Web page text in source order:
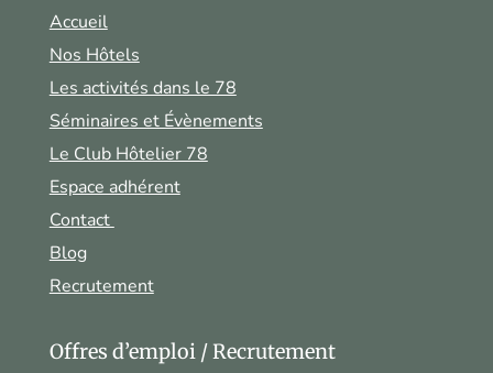
Accueil
Nos Hôtels
Les activités dans le 78
Séminaires et Évènements
Le Club Hôtelier 78
Espace adhérent
Contact
Blog
Recrutement
Offres d’emploi / Recrutement